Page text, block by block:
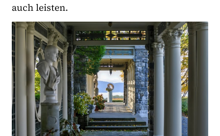
auch leisten.